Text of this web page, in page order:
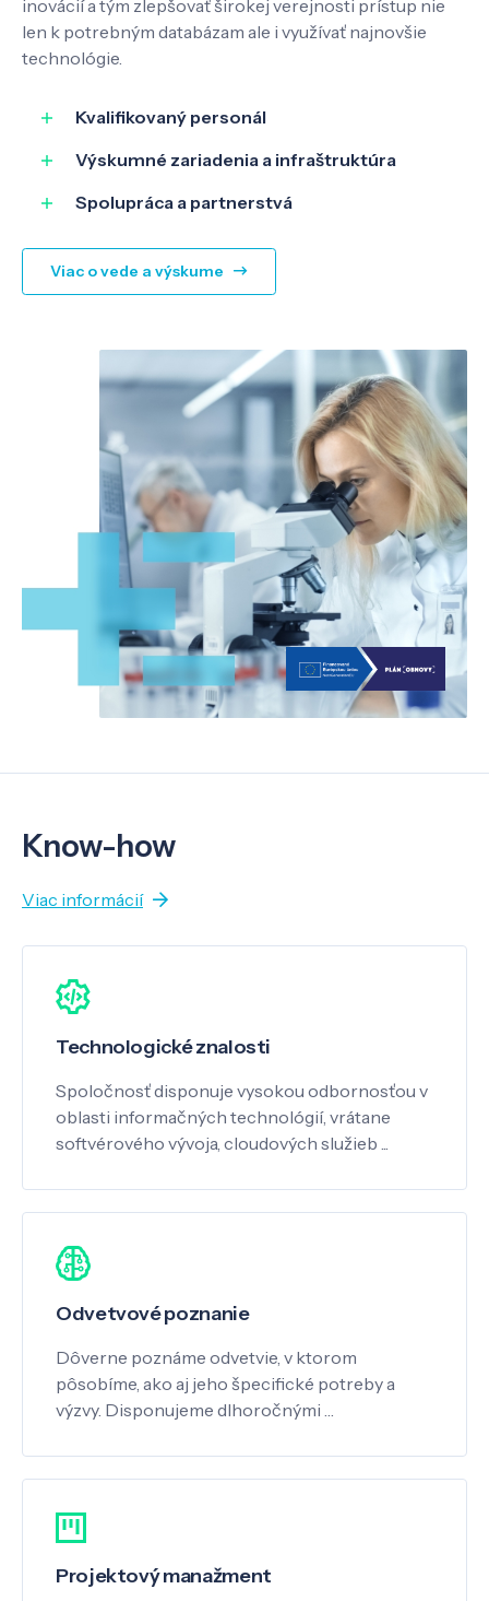
inovácií a tým zlepšovať širokej verejnosti prístup nie
len k potrebným databázam ale i využívať najnovšie
technológie.
Kvalifikovaný personál
Výskumné zariadenia a infraštruktúra
Spolupráca a partnerstvá
Viac o vede a výskume
Know-how
Viac informácií
Technologické znalosti
Spoločnosť disponuje vysokou odbornosťou v
oblasti informačných technológií, vrátane
softvérového vývoja, cloudových služieb ...
Odvetvové poznanie
Dôverne poznáme odvetvie, v ktorom
pôsobíme, ako aj jeho špecifické potreby a
výzvy. Disponujeme dlhoročnými …
Projektový manažment